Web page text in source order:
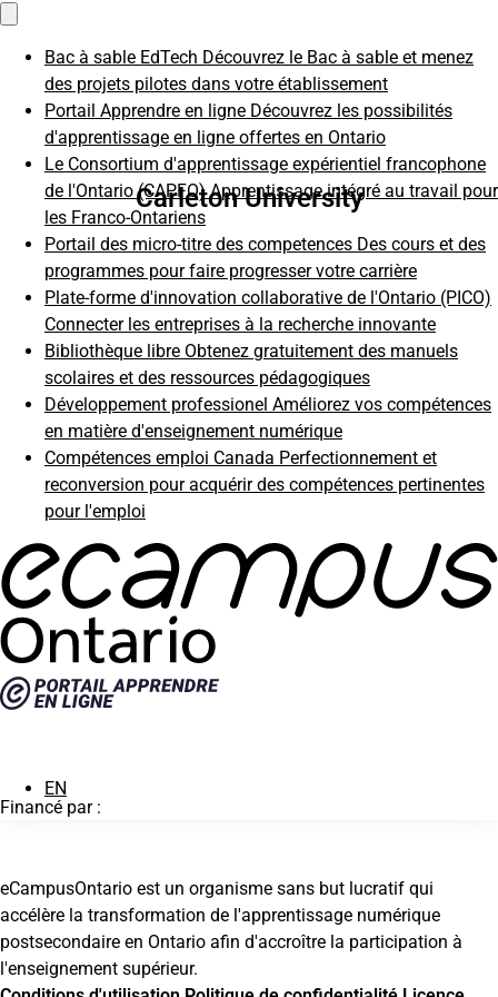
Bac à sable EdTech Découvrez le Bac à sable et menez
des projets pilotes dans votre établissement
Portail Apprendre en ligne Découvrez les possibilités
d'apprentissage en ligne offertes en Ontario
Le Consortium d'apprentissage expérientiel francophone
de l'Ontario (CAPFO) Apprentissage intégré au travail pour
les Franco-Ontariens
Portail des micro-titre des competences Des cours et des
programmes pour faire progresser votre carrière
Plate-forme d'innovation collaborative de l'Ontario (PICO)
Connecter les entreprises à la recherche innovante
Bibliothèque libre Obtenez gratuitement des manuels
scolaires et des ressources pédagogiques
Développement professionel Améliorez vos compétences
en matière d'enseignement numérique
Compétences emploi Canada Perfectionnement et
reconversion pour acquérir des compétences pertinentes
pour l'emploi
eCampusOntario
EN
Carleton University
Financé par :
eCampusOntario est un organisme sans but lucratif qui
accélère la transformation de l'apprentissage numérique
postsecondaire en Ontario afin d'accroître la participation à
l'enseignement supérieur.